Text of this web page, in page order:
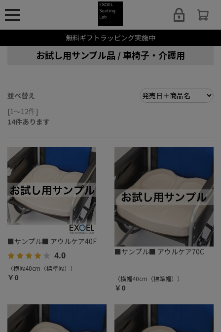
無料ギフトラッピング実施中
お試し用サンプル品 / 車椅子・介護用
並べ替え
[1～12件]
14件あります
■サンプル■ アウルケア40F
4.0
（横幅40cm（標準幅））
￥0
■サンプル■ アウルケア70C
（横幅40cm（標準幅））
￥0